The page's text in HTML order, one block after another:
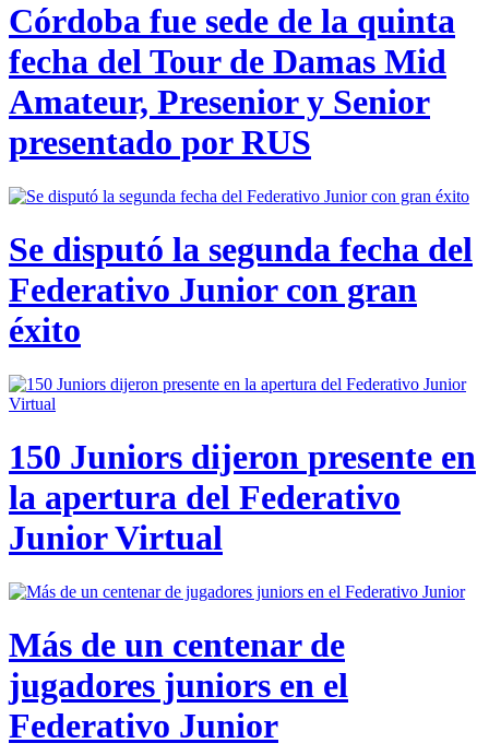
Córdoba fue sede de la quinta
fecha del Tour de Damas Mid
Amateur, Presenior y Senior
presentado por RUS
Se disputó la segunda fecha del
Federativo Junior con gran
éxito
150 Juniors dijeron presente en
la apertura del Federativo
Junior Virtual
Más de un centenar de
jugadores juniors en el
Federativo Junior